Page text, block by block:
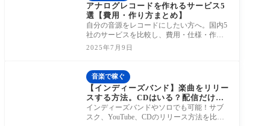
アナログレコードを作れるサービス5
選【費用・作り方まとめ】
自分の音源をレコードにしたい方へ。国内5
社のサービスを比較し、費用・仕様・作り
方・販売方法まで徹底解説！
2025年7月9日
音楽で稼ぐ
【インディーズバンド】楽曲をリリー
スする方法。CDはいる？配信だけで
OK？
インディーズバンドやソロでも可能！サブ
スク、YouTube、CDのリリース方法を比較